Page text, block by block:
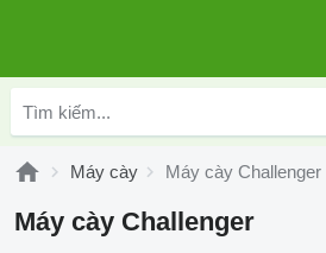
Máy cày Máy cày Challenger
Máy cày Challenger